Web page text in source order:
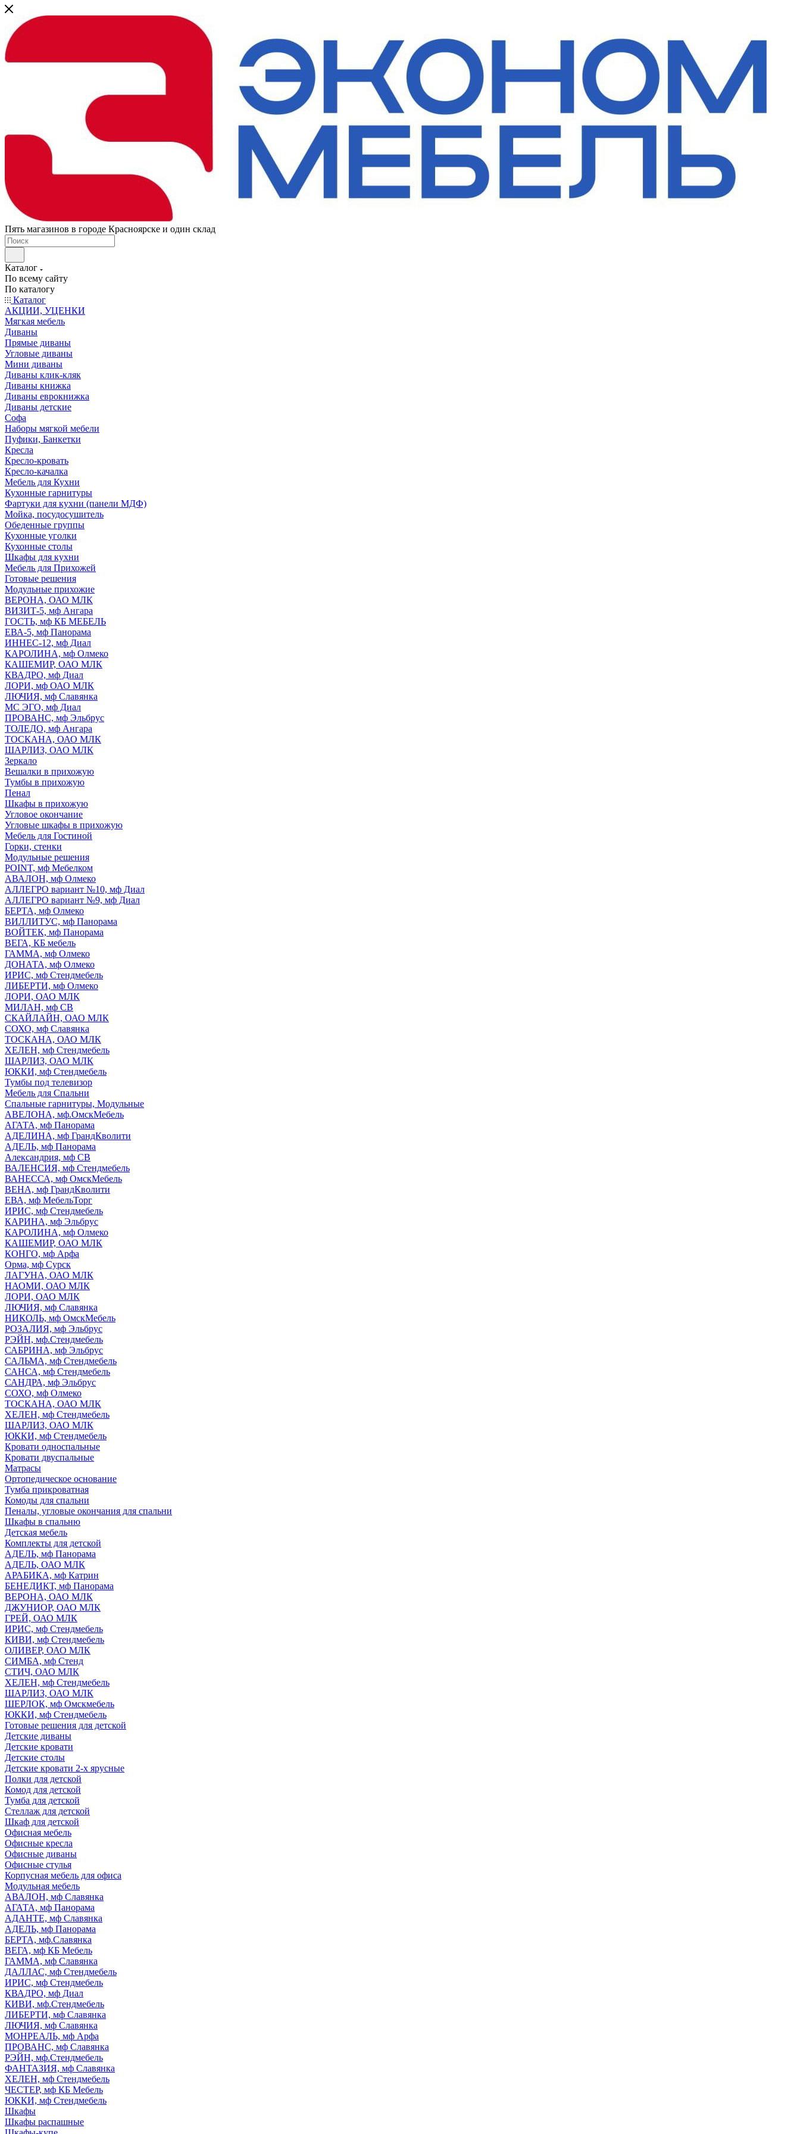
Пять магазинов в городе Красноярске и один склад
Каталог
По всему сайту
По каталогу
Каталог
АКЦИИ, УЦЕНКИ
Мягкая мебель
Диваны
Прямые диваны
Угловые диваны
Мини диваны
Диваны клик-кляк
Диваны книжка
Диваны еврокнижка
Диваны детские
Софа
Наборы мягкой мебели
Пуфики, Банкетки
Кресла
Кресло-кровать
Кресло-качалка
Мебель для Кухни
Кухонные гарнитуры
Фартуки для кухни (панели МДФ)
Мойка, посудосушитель
Обеденные группы
Кухонные уголки
Кухонные столы
Шкафы для кухни
Мебель для Прихожей
Готовые решения
Модульные прихожие
ВЕРОНА, ОАО МЛК
ВИЗИТ-5, мф Ангара
ГОСТЬ, мф КБ МЕБЕЛЬ
ЕВА-5, мф Панорама
ИННЕС-12, мф Диал
КАРОЛИНА, мф Олмеко
КАШЕМИР, ОАО МЛК
КВАДРО, мф Диал
ЛОРИ, мф ОАО МЛК
ЛЮЧИЯ, мф Славянка
МС ЭГО, мф Диал
ПРОВАНС, мф Эльбрус
ТОЛЕДО, мф Ангара
ТОСКАНА, ОАО МЛК
ШАРЛИЗ, ОАО МЛК
Зеркало
Вешалки в прихожую
Тумбы в прихожую
Пенал
Шкафы в прихожую
Угловое окончание
Угловые шкафы в прихожую
Мебель для Гостиной
Горки, стенки
Модульные решения
POINT, мф Мебелком
АВАЛОН, мф Олмеко
АЛЛЕГРО вариант №10, мф Диал
АЛЛЕГРО вариант №9, мф Диал
БЕРТА, мф Олмеко
ВИЛЛИТУС, мф Панорама
ВОЙТЕК, мф Панорама
ВЕГА, КБ мебель
ГАММА, мф Олмеко
ДОНАТА, мф Олмеко
ИРИС, мф Стендмебель
ЛИБЕРТИ, мф Олмеко
ЛОРИ, ОАО МЛК
МИЛАН, мф СВ
СКАЙЛАЙН, ОАО МЛК
СОХО, мф Славянка
ТОСКАНА, ОАО МЛК
ХЕЛЕН, мф Стендмебель
ШАРЛИЗ, ОАО МЛК
ЮККИ, мф Стендмебель
Тумбы под телевизор
Мебель для Спальни
Спальные гарнитуры, Модульные
АВЕЛОНА, мф.ОмскМебель
АГАТА, мф Панорама
АДЕЛИНА, мф ГрандКволити
АДЕЛЬ, мф Панорама
Александрия, мф СВ
ВАЛЕНСИЯ, мф Стендмебель
ВАНЕССА, мф ОмскМебель
ВЕНА, мф ГрандКволити
ЕВА, мф МебельТорг
ИРИС, мф Стендмебель
КАРИНА, мф Эльбрус
КАРОЛИНА, мф Олмеко
КАШЕМИР, ОАО МЛК
КОНГО, мф Арфа
Орма, мф Сурск
ЛАГУНА, ОАО МЛК
НАОМИ, ОАО МЛК
ЛОРИ, ОАО МЛК
ЛЮЧИЯ, мф Славянка
НИКОЛЬ, мф ОмскМебель
РОЗАЛИЯ, мф Эльбрус
РЭЙН, мф.Стендмебель
САБРИНА, мф Эльбрус
САЛЬМА, мф Стендмебель
САНСА, мф Стендмебель
САНДРА, мф Эльбрус
СОХО, мф Олмеко
ТОСКАНА, ОАО МЛК
ХЕЛЕН, мф Стендмебель
ШАРЛИЗ, ОАО МЛК
ЮККИ, мф Стендмебель
Кровати односпальные
Кровати двуспальные
Матрасы
Ортопедическое основание
Тумба прикроватная
Комоды для спальни
Пеналы, угловые окончания для спальни
Шкафы в спальню
Детская мебель
Комплекты для детской
АДЕЛЬ, мф Панорама
АДЕЛЬ, ОАО МЛК
АРАБИКА, мф Катрин
БЕНЕДИКТ, мф Панорама
ВЕРОНА, ОАО МЛК
ДЖУНИОР, ОАО МЛК
ГРЕЙ, ОАО МЛК
ИРИС, мф Стендмебель
КИВИ, мф Стендмебель
ОЛИВЕР, ОАО МЛК
СИМБА, мф Стенд
СТИЧ, ОАО МЛК
ХЕЛЕН, мф Стендмебель
ШАРЛИЗ, ОАО МЛК
ШЕРЛОК, мф Омскмебель
ЮККИ, мф Стендмебель
Готовые решения для детской
Детские диваны
Детские кровати
Детские столы
Детские кровати 2-х ярусные
Полки для детской
Комод для детской
Тумба для детской
Стеллаж для детской
Шкаф для детской
Офисная мебель
Офисные кресла
Офисные диваны
Офисные стулья
Корпусная мебель для офиса
Модульная мебель
АВАЛОН, мф Славянка
АГАТА, мф Панорама
АДАНТЕ, мф Славянка
АДЕЛЬ, мф Панорама
БЕРТА, мф.Славянка
ВЕГА, мф КБ Мебель
ГАММА, мф Славянка
ДАЛЛАС, мф Стендмебель
ИРИС, мф Стендмебель
КВАДРО, мф Диал
КИВИ, мф.Стендмебель
ЛИБЕРТИ, мф Славянка
ЛЮЧИЯ, мф Славянка
МОНРЕАЛЬ, мф Арфа
ПРОВАНС, мф Славянка
РЭЙН, мф.Стендмебель
ФАНТАЗИЯ, мф Славянка
ХЕЛЕН, мф Стендмебель
ЧЕСТЕР, мф КБ Мебель
ЮККИ, мф Стендмебель
Шкафы
Шкафы распашные